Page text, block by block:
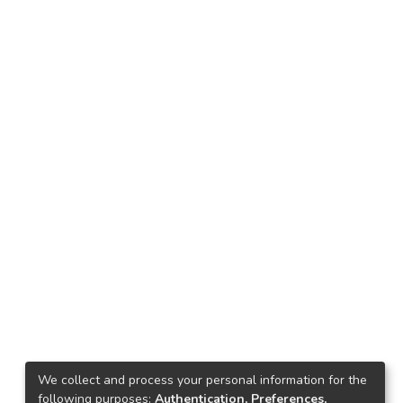
We collect and process your personal information for the
following purposes: Authentication, Preferences,